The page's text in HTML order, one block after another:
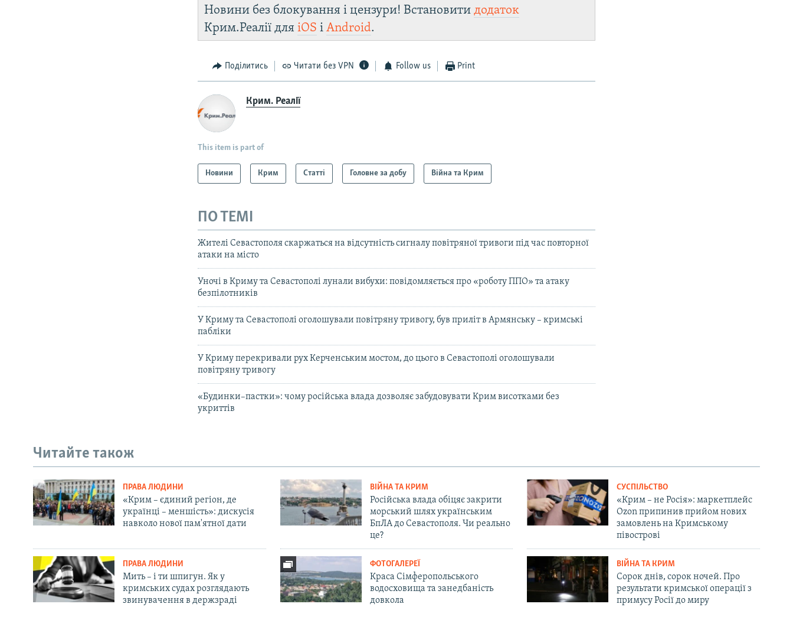
Новини без блокування і цензури! Встановитидодаток
Крим.Реалії дляiOS іAndroid.
Поділитись Читати без VPN Follow us Print
Крим. Реалії
This item is part of
Новини Крим Статті Головне за добу Війна та Крим
ПО ТЕМІ
Жителі Севастополя скаржаться на відсутність сигналу повітряної тривоги під час повторної
атаки на місто
Уночі в Криму та Севастополі лунали вибухи: повідомляється про «роботу ППО» та атаку
безпілотників
У Криму та Севастополі оголошували повітряну тривогу, був приліт в Армянську – кримські
пабліки
У Криму перекривали рух Керченським мостом, до цього в Севастополі оголошували
повітряну тривогу
«Будинки–пастки»: чому російська влада дозволяє забудовувати Крим висотками без
укриттів
Читайте також
ПРАВА ЛЮДИНИ
«Крим – єдиний регіон, де
українці – меншість»: дискусія
навколо нової пам'ятної дати
ВІЙНА ТА КРИМ
Російська влада обіцяє закрити
морський шлях українським
БпЛА до Севастополя. Чи реально
це?
СУСПІЛЬСТВО
«Крим – не Росія»: маркетплейс
Ozon припинив прийом нових
замовлень на Кримському
півострові
ПРАВА ЛЮДИНИ
Мить – і ти шпигун. Як у
кримських судах розглядають
звинувачення в держзраді
ФОТОГАЛЕРЕЇ
Краса Сімферопольського
водосховища та занедбаність
довкола
ВІЙНА ТА КРИМ
Сорок днів, сорок ночей. Про
результати кримської операції з
примусу Росії до миру